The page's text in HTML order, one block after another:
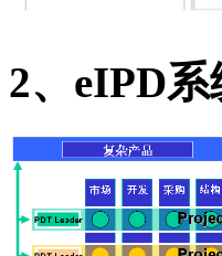
2、 eIPD系